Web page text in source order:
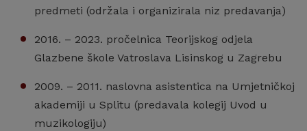
predmeti (održala i organizirala niz predavanja)
2016. – 2023. pročelnica Teorijskog odjela
Glazbene škole Vatroslava Lisinskog u Zagrebu
2009. – 2011. naslovna asistentica na Umjetničkoj
akademiji u Splitu (predavala kolegij Uvod u
muzikologiju)